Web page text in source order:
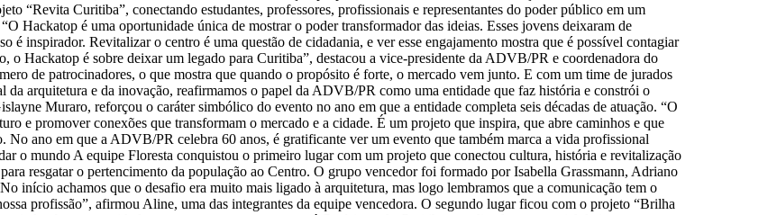
“Revita Curitiba”, conectando estudantes, professores, profissionais e representantes do poder público em um
Hackatop é uma oportunidade única de mostrar o poder transformador das ideias. Esses jovens deixaram de
é inspirador. Revitalizar o centro é uma questão de cidadania, e ver esse engajamento mostra que é possível contagiar
o Hackatop é sobre deixar um legado para Curitiba”, destacou a vice-presidente da ADVB/PR e coordenadora do
de patrocinadores, o que mostra que quando o propósito é forte, o mercado vem junto. E com um time de jurados
arquitetura e da inovação, reafirmamos o papel da ADVB/PR como uma entidade que faz história e constrói o
Muraro, reforçou o caráter simbólico do evento no ano em que a entidade completa seis décadas de atuação. “O
e promover conexões que transformam o mercado e a cidade. É um projeto que inspira, que abre caminhos e que
ano em que a ADVB/PR celebra 60 anos, é gratificante ver um evento que também marca a vida profissional
o mundo A equipe Floresta conquistou o primeiro lugar com um projeto que conectou cultura, história e revitalização
resgatar o pertencimento da população ao Centro. O grupo vencedor foi formado por Isabella Grassmann, Adriano
início achamos que o desafio era muito mais ligado à arquitetura, mas logo lembramos que a comunicação tem o
profissão”, afirmou Aline, uma das integrantes da equipe vencedora. O segundo lugar ficou com o projeto “Brilha